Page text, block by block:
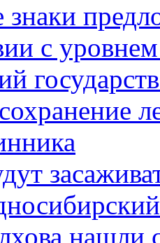
с
нашли